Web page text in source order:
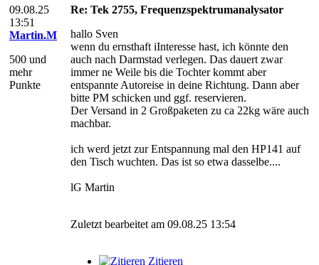
09.08.25
13:51
Martin.M
500 und
mehr
Punkte
Re: Tek 2755, Frequenzspektrumanalysator
hallo Sven
wenn du ernsthaft iInteresse hast, ich könnte den
auch nach Darmstad verlegen. Das dauert zwar
immer ne Weile bis die Tochter kommt aber
entspannte Autoreise in deine Richtung. Dann aber
bitte PM schicken und ggf. reservieren.
Der Versand in 2 Großpaketen zu ca 22kg wäre auch
machbar.
ich werd jetzt zur Entspannung mal den HP141 auf
den Tisch wuchten. Das ist so etwa dasselbe....
lG Martin
Zuletzt bearbeitet am 09.08.25 13:54
Zitieren